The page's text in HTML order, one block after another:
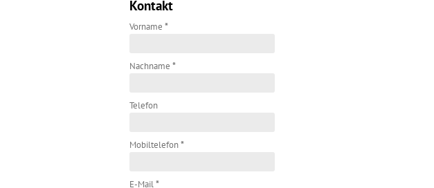
Kontakt
Vorname *
Nachname *
Telefon
Mobiltelefon*
E-Mail*